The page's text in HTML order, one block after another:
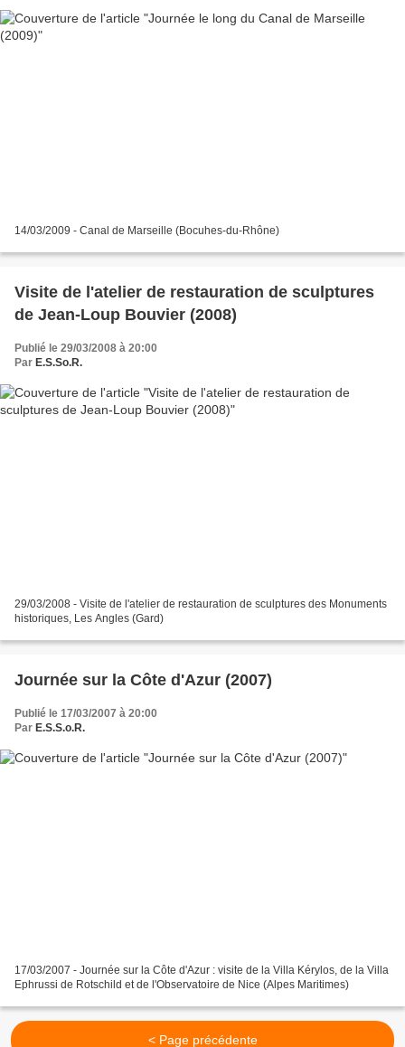
14/03/2009 - Canal de Marseille (Bocuhes-du-Rhône)
Visite de l'atelier de restauration de sculptures
de Jean-Loup Bouvier (2008)
Publié le 29/03/2008 à 20:00
Par E.S.So.R.
29/03/2008 - Visite de l'atelier de restauration de sculptures des Monuments
historiques, Les Angles (Gard)
Journée sur la Côte d'Azur (2007)
Publié le 17/03/2007 à 20:00
Par E.S.S.o.R.
17/03/2007 - Journée sur la Côte d'Azur : visite de la Villa Kérylos, de la Villa
Ephrussi de Rotschild et de l'Observatoire de Nice (Alpes Maritimes)
< Page précédente